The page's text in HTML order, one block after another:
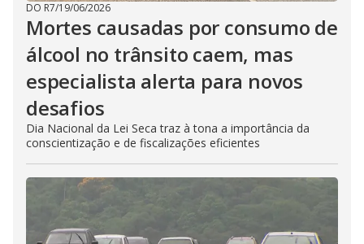
DO R7/19/06/2026
Mortes causadas por consumo de
álcool no trânsito caem, mas
especialista alerta para novos
desafios
Dia Nacional da Lei Seca traz à tona a importância da
conscientização e de fiscalizações eficientes